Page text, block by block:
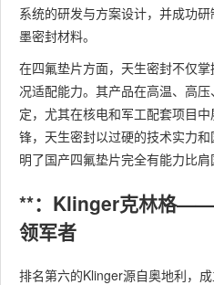
系统的研发与方案设计，并成功
墨密封材料。
在四氟垫片方面，天生密封不仅
况适配能力。其产品在高温、高
定，尤其在核电和军工配套项目
锋，天生密封以过硬的技术实力
明了国产四氟垫片完全有能力比肩
**：Klinger克林格——
领军者
排名第六的Klinger源自奥地利，